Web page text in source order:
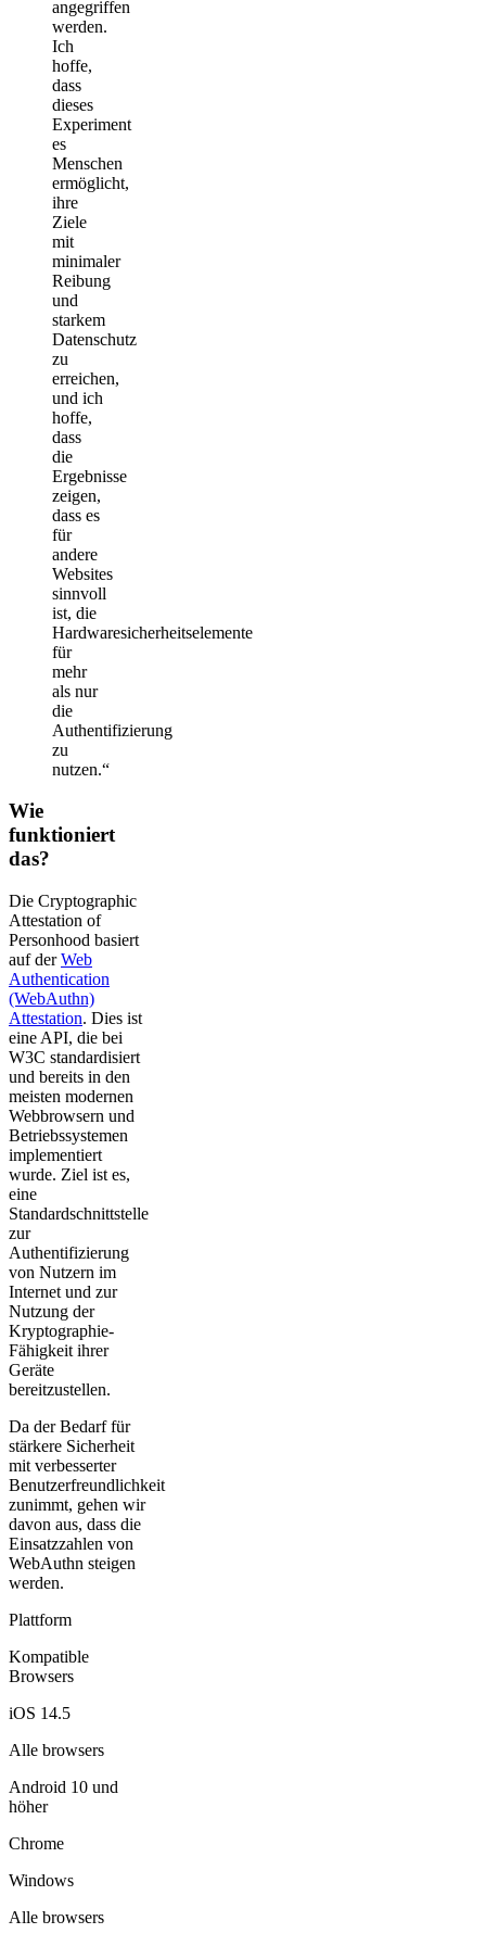
angegriffen
werden.
Ich
hoffe,
dass
dieses
Experiment
es
Menschen
ermöglicht,
ihre
Ziele
mit
minimaler
Reibung
und
starkem
Datenschutz
zu
erreichen,
und ich
hoffe,
dass
die
Ergebnisse
zeigen,
dass es
für
andere
Websites
sinnvoll
ist, die
Hardwaresicherheitselemente
für
mehr
als nur
die
Authentifizierung
zu
nutzen.“
Wie
funktioniert
das?
Die Cryptographic
Attestation of
Personhood basiert
auf derWeb
Authentication
(WebAuthn)
Attestation. Dies ist
eine API, die bei
W3C standardisiert
und bereits in den
meisten modernen
Webbrowsern und
Betriebssystemen
implementiert
wurde. Ziel ist es,
eine
Standardschnittstelle
zur
Authentifizierung
von Nutzern im
Internet und zur
Nutzung der
Kryptographie-
Fähigkeit ihrer
Geräte
bereitzustellen.
Da der Bedarf für
stärkere Sicherheit
mit verbesserter
Benutzerfreundlichkeit
zunimmt, gehen wir
davon aus, dass die
Einsatzzahlen von
WebAuthn steigen
werden.
Plattform
Kompatible
Browsers
iOS 14.5
Alle browsers
Android 10 und
höher
Chrome
Windows
Alle browsers